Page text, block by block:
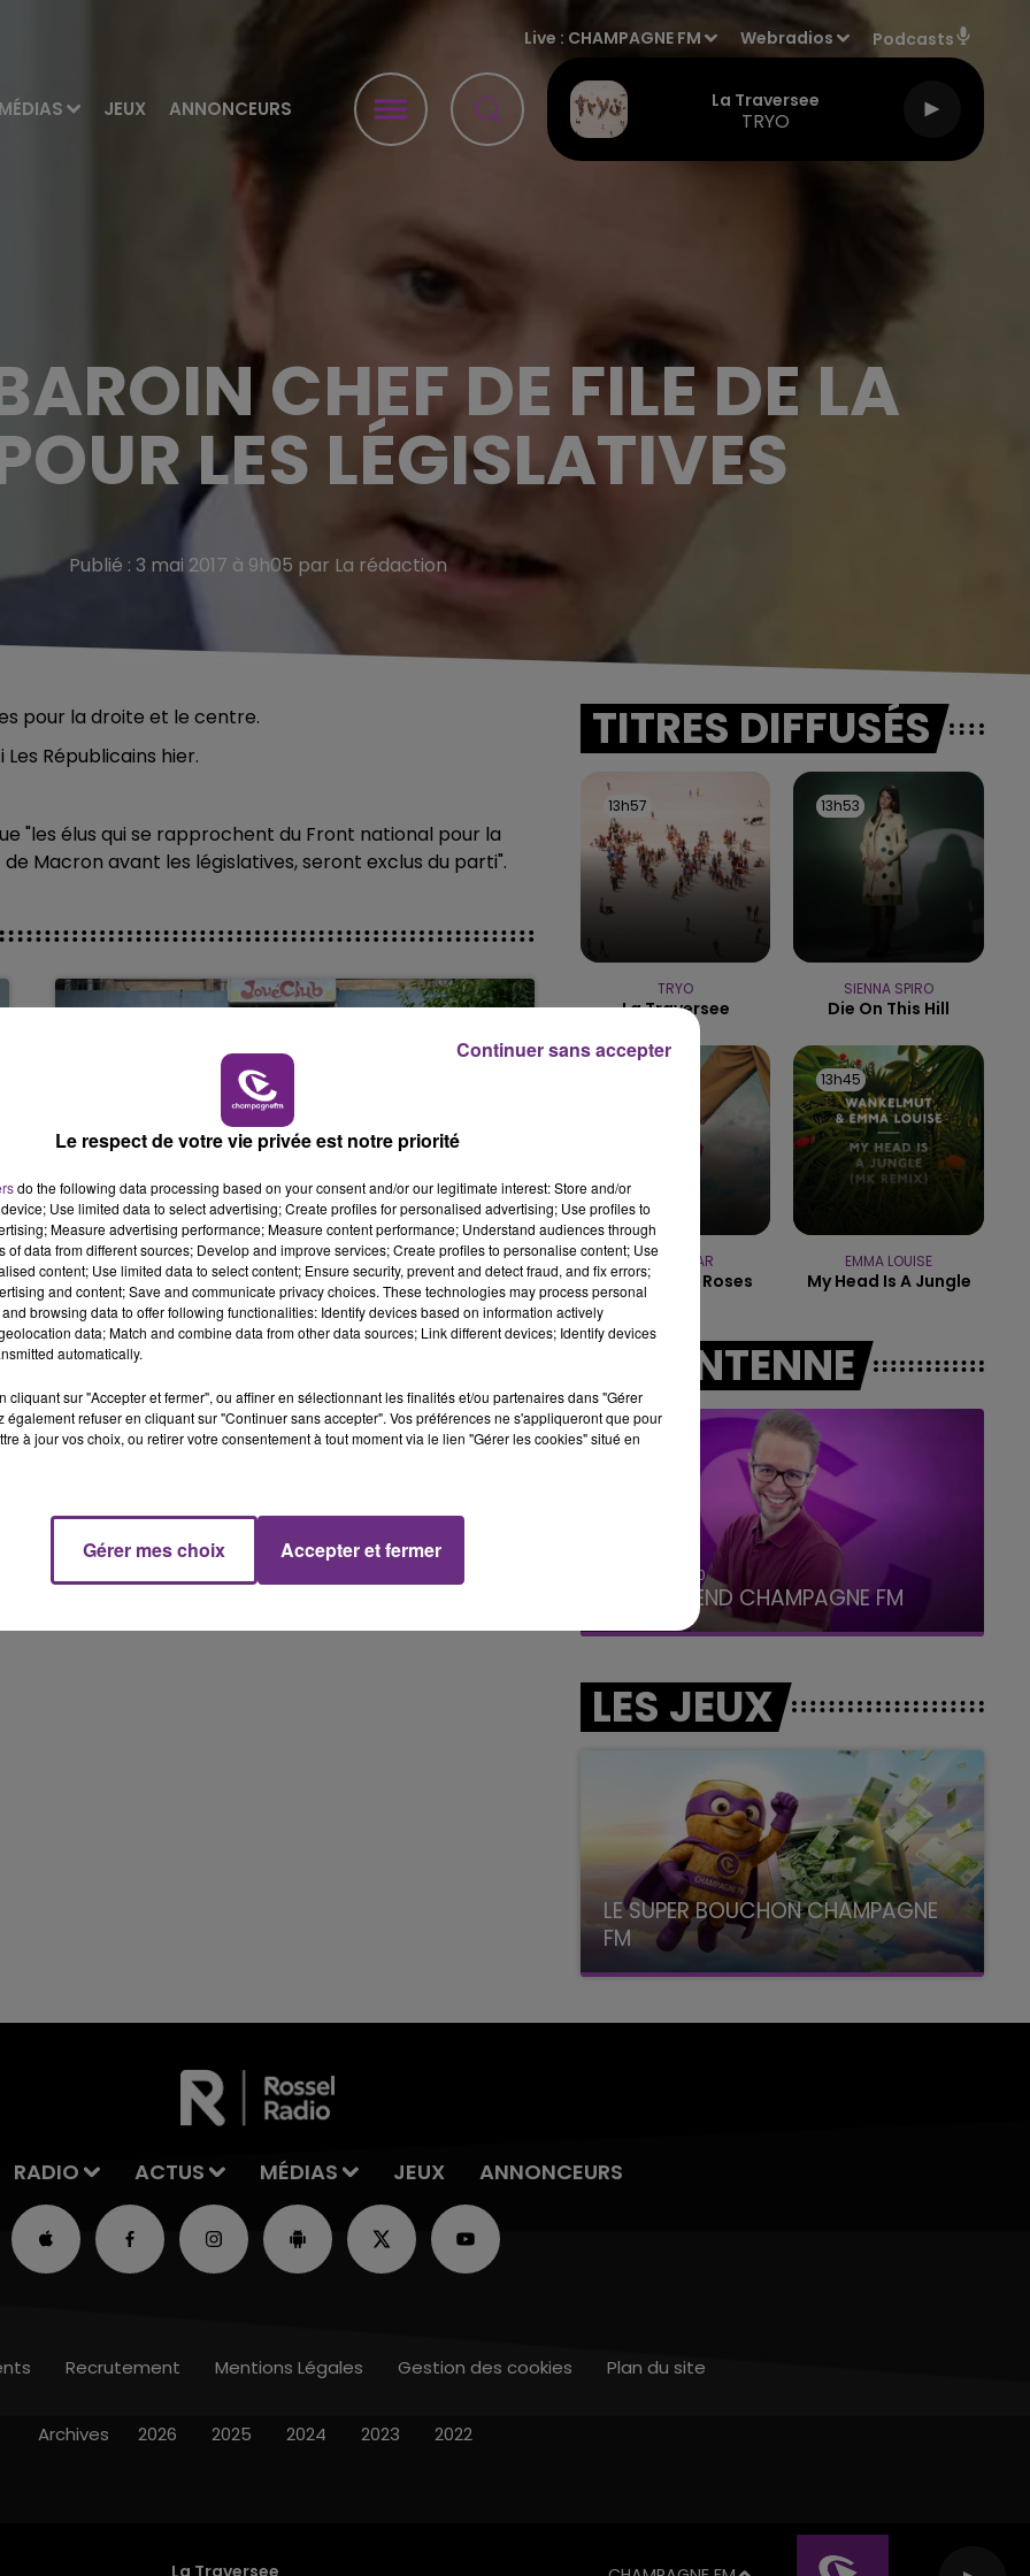
MÉDIAS JEUX ANNONCEURS
Live : CHAMPAGNE FM Webradios Podcasts
La Traversee
TRYO
LE WEEK-END CHAMPAGNE FM
7h00 - 12h00
LE WEEK-END CHAMPAGNE FM
CHEF DE FILE DE LA
LES LÉGISLATIVES
Publié : 3 mai 2017 à 9h05 par La rédaction
pour la droite et le centre.
Républicains hier.
"les élus qui se rapprochent du Front national pour la
Macron avant les législatives, seront exclus du parti".
LE MAGASIN JOUÉCLUB DE REIMS FERME
SES PORTES
C'était l'une des institutions du centre-ville
rémois. Le magasin JouéClub est contraint de
fermer ses portes.
TITRES DIFFUSÉS
13h57
13h57
TRYO
La Traversee
13h53
13h53
SIENNA SPIRO
Die On This Hill
TEDDYBEAR
Chaussures Roses
13h45
13h45
EMMA LOUISE
My Head Is A Jungle
A L'ANTENNE
16h00 - 20h00
LE WEEK-END CHAMPAGNE FM
LES JEUX
LE SUPER BOUCHON CHAMPAGNE
FM
avec La Famille Champagne FM, à 8H10
RADIO ACTUS MÉDIAS JEUX ANNONCEURS
La Traversee
Recrutement Mentions Légales Gestion des cookies Plan du site
Archives 2026 2025 2024 2023 2022
Le respect de votre vie privée est notre priorité
do the following data processing based on your consent and/or our legitimate interest: Store and/or
Use limited data to select advertising; Create profiles for personalised advertising; Use profiles to
Measure advertising performance; Measure content performance; Understand audiences through
of data from different sources; Develop and improve services; Create profiles to personalise content; Use
content; Use limited data to select content; Ensure security, prevent and detect fraud, and fix errors;
and content; Save and communicate privacy choices. These technologies may process personal
browsing data to offer following functionalities: Identify devices based on information actively
data; Match and combine data from other data sources; Link different devices; Identify devices
automatically.
cliquant sur "Accepter et fermer", ou affiner en sélectionnant les finalités et/ou partenaires dans "Gérer
également refuser en cliquant sur "Continuer sans accepter". Vos préférences ne s'appliqueront que pour
à jour vos choix, ou retirer votre consentement à tout moment via le lien "Gérer les cookies" situé en
Gérer mes choix Accepter et fermer
Continuer sans accepter